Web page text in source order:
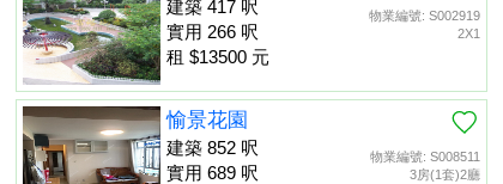
物業編號: S002919
2X1
建築 417 呎
實用 266 呎
租 $13500 元
物業編號: S008511
3房(1套)2廳
愉景花園
建築 852 呎
實用 689 呎